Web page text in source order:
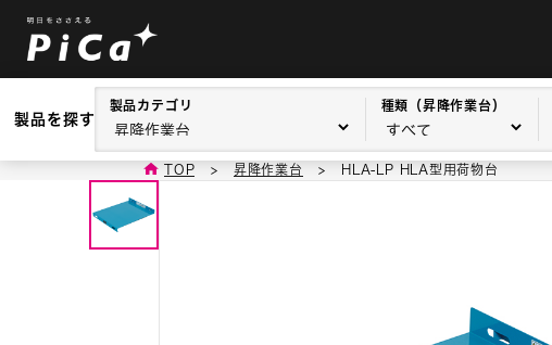
製品を探す
製品カテゴリ 種類（昇降作業台）
TOP > 昇降作業台 > HLA-LP HLA型用荷物台